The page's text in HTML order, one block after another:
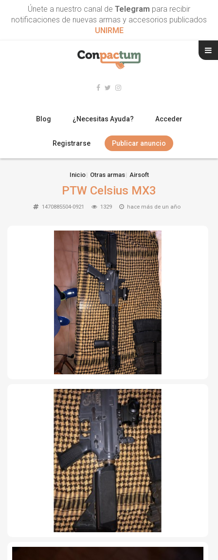
Únete a nuestro canal de Telegram para recibir
notificaciones de nuevas armas y accesorios publicados
UNIRME
Blog ¿Necesitas Ayuda? Acceder
Registrarse Publicar anuncio
ARMAS CORTAS
TIRO Y COMPETICIÓN
AIRE COMPRIMIDO
Inicio Otras armas Airsoft
PTW Celsius MX3
1470885504-0921 1329 hace más de un año